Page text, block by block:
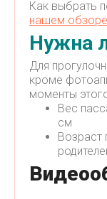
Как выбрать
нашем обзоре
Нужна
Для
кроме
моменты
Вес
см
Возраст